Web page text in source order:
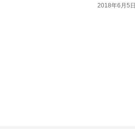
2018年6月5日